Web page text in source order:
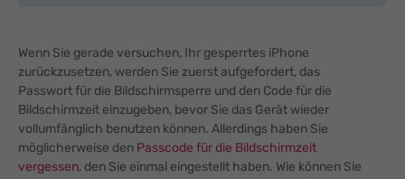
Wenn Sie gerade versuchen, Ihr gesperrtes iPhone
zurückzusetzen, werden Sie zuerst aufgefordert, das
Passwort für die Bildschirmsperre und den Code für die
Bildschirmzeit einzugeben, bevor Sie das Gerät wieder
vollumfänglich benutzen können. Allerdings haben Sie
möglicherweise den Passcode für die Bildschirmzeit
vergessen, den Sie einmal eingestellt haben. Wie können Sie